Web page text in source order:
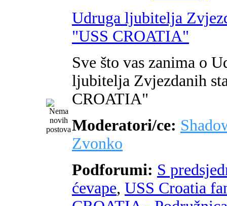
Udruga ljubitelja
"USS CROATIA"
Sve što vas zanima o
ljubitelja Zvjezdanih
CROATIA"
Moderatori/ce:
Zvonko
Podforumi: S
ćevape, USS Croatia